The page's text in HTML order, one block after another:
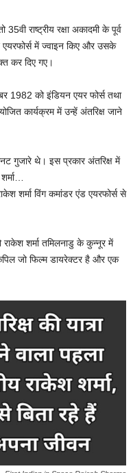
राष्ट्रीय रक्षा अकादमी के पूर्व
में ज्वाइन किए और उसके
कर दिए गए।
1982 को इंडियन एयर फोर्स तथा
कार्यक्रम में उन्हें अंतरिक्ष जाने
गुजारे थे। इस प्रकार अंतरिक्ष में
शर्मा विंग कमांडर एंड एयरफोर्स से
शर्मा तमिलनाडु के कुन्नूर में
जो फिल्म डायरेक्टर है और एक